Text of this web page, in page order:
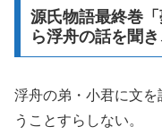
源氏物語最終巻
ら浮舟の話を聞
浮舟の弟・小君に文
うことすらしない。